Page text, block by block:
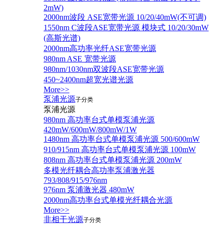
2mW)
2000nm波段 ASE宽带光源 10/20/40mW(不可调)
1550nm C波段ASE宽带光源 模块式 10/20/30mW
(高斯光谱)
2000nm高功率光纤ASE宽带光源
980nm ASE 宽带光源
980nm/1030nm双波段ASE宽带光源
450~2400nm超宽光谱光源
More>>
泵浦光源子分类
泵浦光源
980nm 高功率台式单模泵浦光源
420mW/600mW/800mW/1W
1480nm 高功率台式单模泵浦光源 500/600mW
910/915nm 高功率台式单模泵浦光源 100mW
808nm 高功率台式单模泵浦光源 200mW
多模光纤耦合高功率泵浦激光器
793/808/915/976nm
976nm 泵浦激光器 480mW
2000nm高功率台式单模光纤耦合光源
More>>
非相干光源子分类